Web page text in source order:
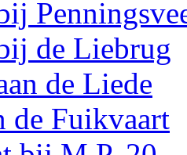
de Liebrug
de Liede
de Fuikvaart